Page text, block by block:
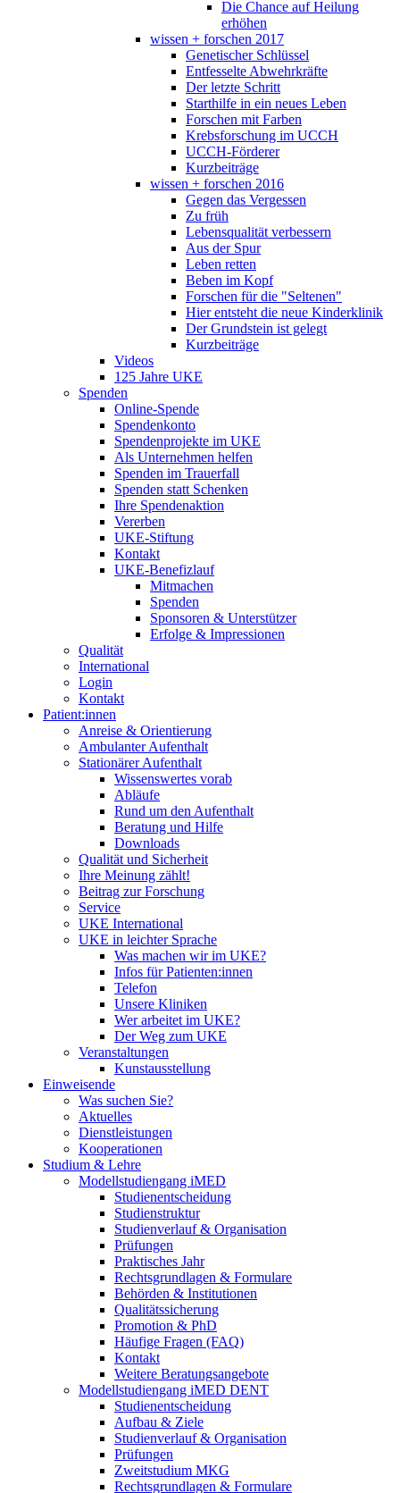
Die Chance auf Heilung
erhöhen
wissen + forschen 2017
Genetischer Schlüssel
Entfesselte Abwehrkräfte
Der letzte Schritt
Starthilfe in ein neues Leben
Forschen mit Farben
Krebsforschung im UCCH
UCCH-Förderer
Kurzbeiträge
wissen + forschen 2016
Gegen das Vergessen
Zu früh
Lebensqualität verbessern
Aus der Spur
Leben retten
Beben im Kopf
Forschen für die "Seltenen"
Hier entsteht die neue Kinderklinik
Der Grundstein ist gelegt
Kurzbeiträge
Videos
125 Jahre UKE
Spenden
Online-Spende
Spendenkonto
Spendenprojekte im UKE
Als Unternehmen helfen
Spenden im Trauerfall
Spenden statt Schenken
Ihre Spendenaktion
Vererben
UKE-Stiftung
Kontakt
UKE-Benefizlauf
Mitmachen
Spenden
Sponsoren & Unterstützer
Erfolge & Impressionen
Qualität
International
Login
Kontakt
Patient:innen
Anreise & Orientierung
Ambulanter Aufenthalt
Stationärer Aufenthalt
Wissenswertes vorab
Abläufe
Rund um den Aufenthalt
Beratung und Hilfe
Downloads
Qualität und Sicherheit
Ihre Meinung zählt!
Beitrag zur Forschung
Service
UKE International
UKE in leichter Sprache
Was machen wir im UKE?
Infos für Patienten:innen
Telefon
Unsere Kliniken
Wer arbeitet im UKE?
Der Weg zum UKE
Veranstaltungen
Kunstausstellung
Einweisende
Was suchen Sie?
Aktuelles
Dienstleistungen
Kooperationen
Studium & Lehre
Modellstudiengang iMED
Studienentscheidung
Studienstruktur
Studienverlauf & Organisation
Prüfungen
Praktisches Jahr
Rechtsgrundlagen & Formulare
Behörden & Institutionen
Qualitätssicherung
Promotion & PhD
Häufige Fragen (FAQ)
Kontakt
Weitere Beratungsangebote
Modellstudiengang iMED DENT
Studienentscheidung
Aufbau & Ziele
Studienverlauf & Organisation
Prüfungen
Zweitstudium MKG
Rechtsgrundlagen & Formulare